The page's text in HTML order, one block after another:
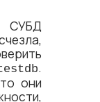
СУБД
.
они